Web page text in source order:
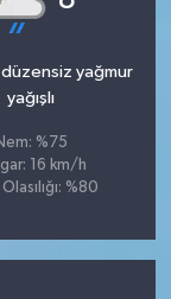
yağmur
yağışlı
%75
16 km/h
Olasılığı: %80